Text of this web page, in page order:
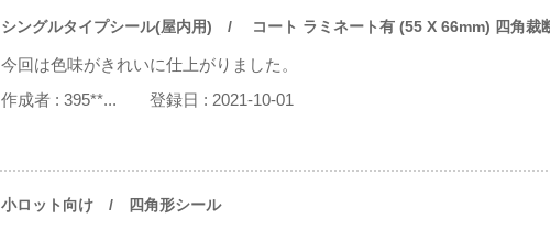
シングルタイプシール(屋内用) / コート ラミネート有 (55 X 66mm) 四角裁
今回は色味がきれいに仕上がりました。
作成者 : 395**... 登録日 : 2021-10-01
小ロット向け / 四角形シール